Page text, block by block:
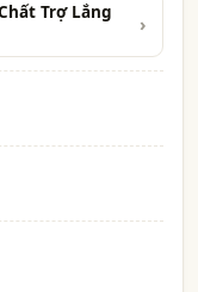
Trợ Lắng